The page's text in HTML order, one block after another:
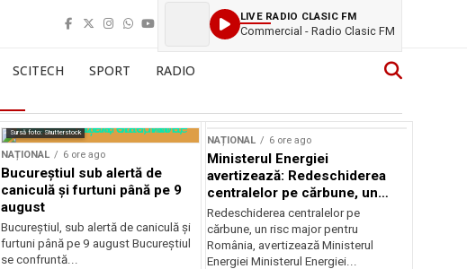
LIVE RADIO CLASIC FM
Commercial - Radio Clasic FM
SCITECH SPORT RADIO
Sursă foto: Shutterstock
NAȚIONAL 6 ore ago
Bucureștiul sub alertă de
caniculă și furtuni până pe 9
august
Bucureștiul, sub alertă de caniculă și
furtuni până pe 9 august Bucureștiul
se confruntă...
NAȚIONAL 6 ore ago
Ministerul Energiei
avertizează: Redeschiderea
centralelor pe cărbune, un
risc major pentru România
Redeschiderea centralelor pe
cărbune, un risc major pentru
România, avertizează Ministerul
Energiei Ministerul Energiei...